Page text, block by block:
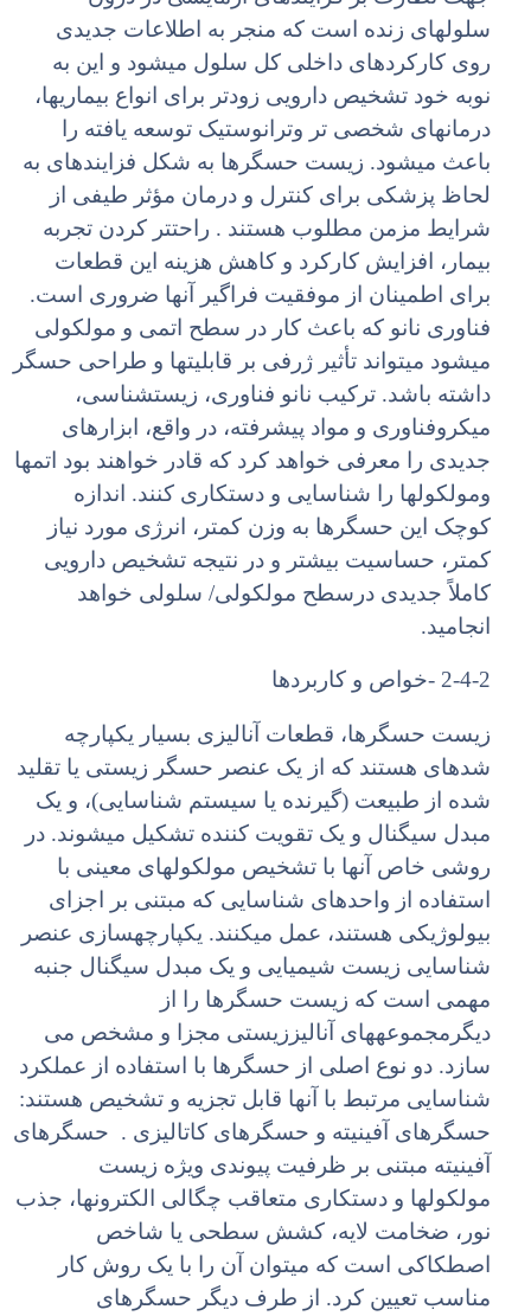
سلولهای زنده است که منجر به اطلاعات جدیدی
روی کارکردهای داخلی کل سلول میشود و این به
نوبه خود تشخیص دارویی زودتر برای انواع بیماریها،
درمانهای شخصی تر وترانوستیک توسعه یافته را
باعث میشود. زیست حسگرها به شکل فزایندهای به
لحاظ پزشکی برای کنترل و درمان مؤثر طیفی از
شرایط مزمن مطلوب هستند . راحتتر کردن تجربه
بیمار، افزایش کارکرد و کاهش هزینه این قطعات
برای اطمینان از موفقیت فراگیر آنها ضروری است.
فناوری نانو که باعث کار در سطح اتمی و مولکولی
میشود میتواند تأثیر ژرفی بر قابلیتها و طراحی حسگر
داشته باشد. ترکیب نانو فناوری، زیستشناسی،
میکروفناوری و مواد پیشرفته، در واقع، ابزارهای
جدیدی را معرفی خواهد کرد که قادر خواهند بود اتمها
ومولکولها را شناسایی و دستکاری کنند. اندازه
کوچک این حسگرها به وزن کمتر، انرژی مورد نیاز
کمتر، حساسیت بیشتر و در نتیجه تشخیص دارویی
کاملاً جدیدی درسطح مولکولی/ سلولی خواهد
انجامید.
2-4-2 -خواص و کاربردها
زیست حسگرها، قطعات آنالیزی بسیار یکپارچه
شدهای هستند که از یک عنصر حسگر زیستی یا تقلید
شده از طبیعت (گیرنده یا سیستم شناسایی)، و یک
مبدل سیگنال و یک تقویت کننده تشکیل میشوند. در
روشی خاص آنها با تشخیص مولکولهای معینی با
استفاده از واحدهای شناسایی که مبتنی بر اجزای
بیولوژیکی هستند، عمل میکنند. یکپارچهسازی عنصر
شناسایی زیست شیمیایی و یک مبدل سیگنال جنبه
مهمی است که زیست حسگرها را از
دیگرمجموعههای آنالیززیستی مجزا و مشخص می
سازد. دو نوع اصلی از حسگرها با استفاده از عملکرد
شناسایی مرتبط با آنها قابل تجزیه و تشخیص هستند:
حسگرهای آفینیته و حسگرهای کاتالیزی . حسگرهای
آفینیته مبتنی بر ظرفیت پیوندی ویژه زیست
مولکولها و دستکاری متعاقب چگالی الکترونها، جذب
نور، ضخامت لایه، کشش سطحی یا شاخص
اصطکاکی است که میتوان آن را با یک روش کار
مناسب تعیین کرد. از طرف دیگر حسگرهای